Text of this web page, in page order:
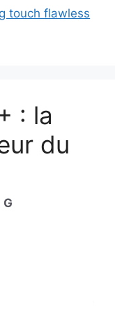
touch flawless
: la
du
G